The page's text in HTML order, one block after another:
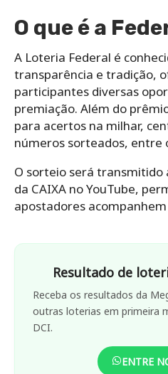
O que é a
A Loteria Federal é
transparência e tradição,
participantes diversas
premiação. Além do
para acertos na milhar,
números sorteados, entre
O sorteio será transmitido
da CAIXA no YouTube,
apostadores
Resultado de
Receba os resultados da
outras loterias em primeira
DCI.
ENTRE